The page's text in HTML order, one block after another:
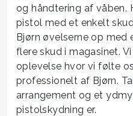
og håndtering af våben.
pistol med et enkelt
Bjørn øvelserne op
flere skud i magasinet.
oplevelse hvor vi følte
professionelt af Bjørn.
arrangement og et
pistolskydning er.